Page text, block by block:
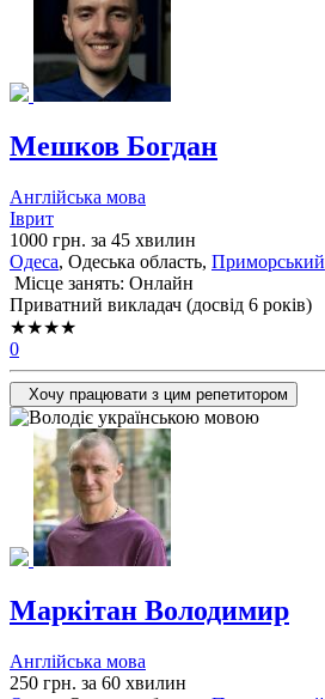
Мешков Богдан
Англійська мова
Іврит
1000 грн. за 45 хвилин
Одеса, Одеська область, Приморський
Місце занять: Онлайн
Приватний викладач (досвід 6 років)
★★★★
0
Хочу працювати з цим репетитором
Маркітан Володимир
Англійська мова
250 грн. за 60 хвилин